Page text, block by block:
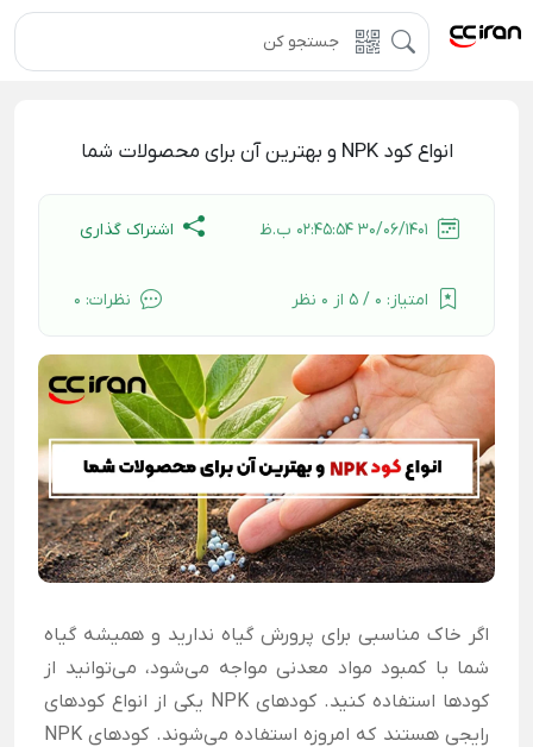
انواع کود NPK و بهترین آن برای محصولات شما
اشتراک گذاری
امتیاز: 0 / 5 از 0 نظر نظرات: 0
اگر خاک مناسبی برای پرورش گیاه ندارید و همیشه گیاه
شما با کمبود مواد معدنی مواجه می‌شود، می‌توانید از
کودها استفاده کنید. کودهای NPK یکی از انواع کودهای
رایجی هستند که امروزه استفاده می‌شوند. کودهای NPK